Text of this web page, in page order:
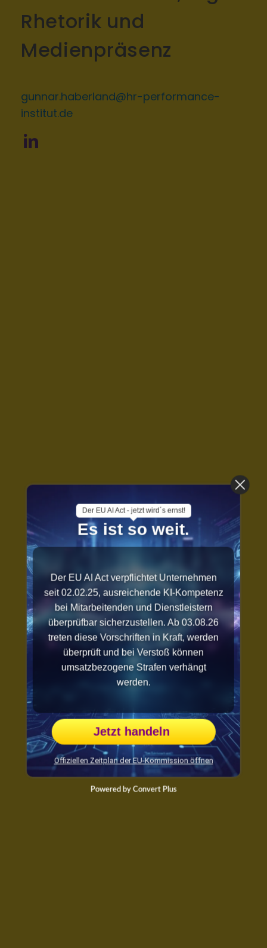
Rhetorik und
Medienpräsenz
gunnar.haberland@hr-performance-
institut.de
Der EU AI Act - jetzt wird´s ernst!
Es ist so weit.
Der EU AI Act verpflichtet Unternehmen
seit 02.02.25, ausreichende KI-Kompetenz
bei Mitarbeitenden und Dienstleistern
überprüfbar sicherzustellen. Ab 03.08.26
treten diese Vorschriften in Kraft, werden
überprüft und bei Verstoß können
umsatzbezogene Strafen verhängt
werden.
Jetzt handeln
Offiziellen Zeitplan der EU-Kommission öffnen
Powered by Convert Plus